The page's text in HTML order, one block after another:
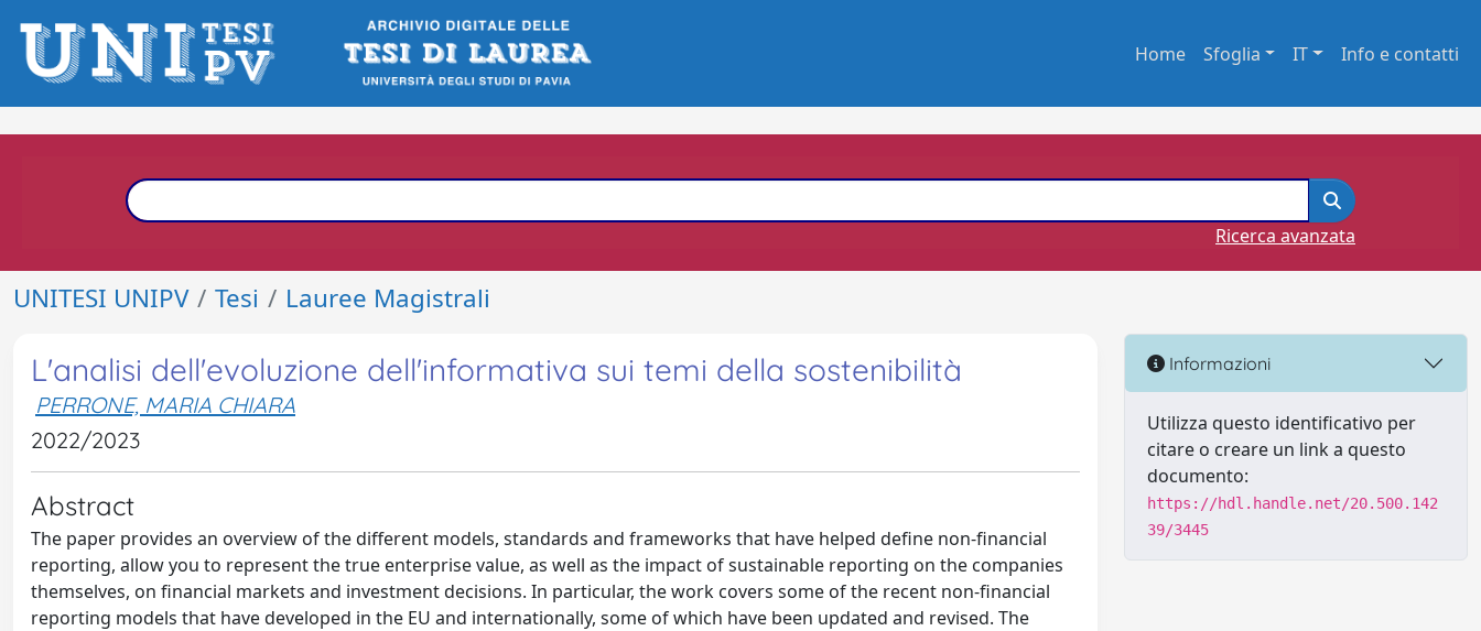
Home Sfoglia IT Info e contatti
Ricerca avanzata
UNITESI UNIPV Tesi Lauree Magistrali
L'analisi dell'evoluzione dell'informativa sui temi della sostenibilità
PERRONE, MARIA CHIARA
2022/2023
Abstract
The paper provides an overview of the different models, standards and frameworks that have helped define non-financial
reporting, allow you to represent the true enterprise value, as well as the impact of sustainable reporting on the companies
themselves, on financial markets and investment decisions. In particular, the work covers some of the recent non-financial
reporting models that have developed in the EU and internationally, some of which have been updated and revised. The
Informazioni
Utilizza questo identificativo per
citare o creare un link a questo
documento:
https://hdl.handle.net/20.500.142
39/3445